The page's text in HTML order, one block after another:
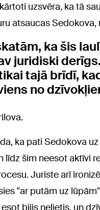
uzsvēra, ka tā
atsaucas Sedokova,
ka šis
juridiski
tajā brīdī,
no
ka pati Sedokova
līdz šim neesot aktīvi
Juriste arī
"ar putām uz